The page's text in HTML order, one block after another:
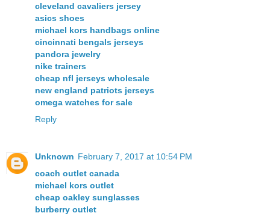
cleveland cavaliers jersey
asics shoes
michael kors handbags online
cincinnati bengals jerseys
pandora jewelry
nike trainers
cheap nfl jerseys wholesale
new england patriots jerseys
omega watches for sale
Reply
Unknown February 7, 2017 at 10:54 PM
coach outlet canada
michael kors outlet
cheap oakley sunglasses
burberry outlet